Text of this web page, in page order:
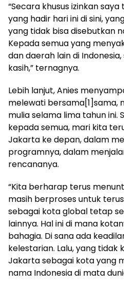
“Secara khusus izinkan
yang hadir hari ini di sini,
yang tidak bisa disebutkan
Kepada semua yang
dan daerah lain di
kasih,” ternagnya.
Lebih lanjut, Anies
melewati bersama[1]sama,
mulia selama lima tahun ini.
kepada semua, mari kita
Jakarta ke depan, dalam
programnya, dalam
rencananya.
“Kita berharap terus
masih berproses untuk
sebagai kota global tetap
lainnya. Hal ini di mana
bahagia. Di sana ada
kelestarian. Lalu, yang tidak
Jakarta sebagai kota yang
nama Indonesia di mata